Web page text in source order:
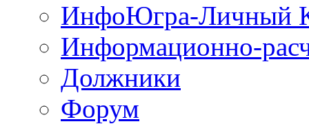
ИнфоЮгра-Личный
Информационно-
Должники
Форум